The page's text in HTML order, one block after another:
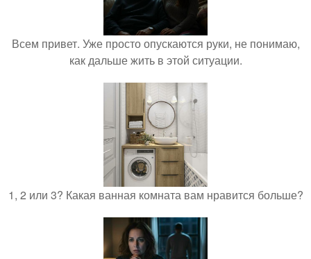
Всем привет. Уже просто опускаются руки, не понимаю,
как дальше жить в этой ситуации.
1, 2 или 3? Какая ванная комната вам нравится больше?